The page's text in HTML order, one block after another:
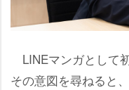
LINEマンガとして
その意図を尋ねると